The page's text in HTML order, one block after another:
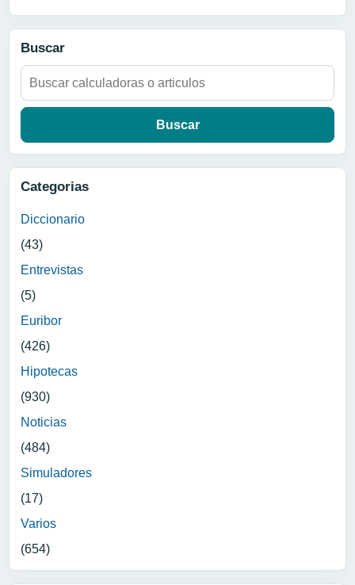
Buscar
Buscar:
Categorias
Diccionario
(43)
Entrevistas
(5)
Euribor
(426)
Hipotecas
(930)
Noticias
(484)
Simuladores
(17)
Varios
(654)